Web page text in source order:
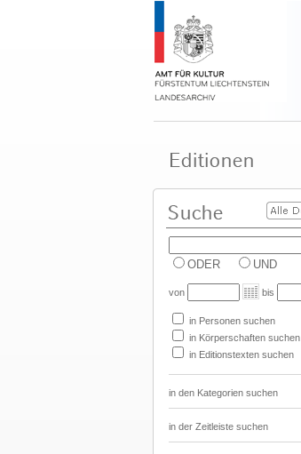
ODER UND
von bis
in Personen suchen
in Körperschaften suchen
in Editionstexten suchen
in den Kategorien suchen
in der Zeitleiste suchen